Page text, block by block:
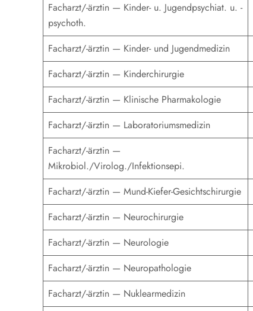
Facharzt/-ärztin — Kinder- u. Jugendpsychiat. u. -
psychoth.
Facharzt/-ärztin — Kinder- und Jugendmedizin
Facharzt/-ärztin — Kinderchirurgie
Facharzt/-ärztin — Klinische Pharmakologie
Facharzt/-ärztin — Laboratoriumsmedizin
Facharzt/-ärztin —
Mikrobiol./Virolog./Infektionsepi.
Facharzt/-ärztin — Mund-Kiefer-Gesichtschirurgie
Facharzt/-ärztin — Neurochirurgie
Facharzt/-ärztin — Neurologie
Facharzt/-ärztin — Neuropathologie
Facharzt/-ärztin — Nuklearmedizin